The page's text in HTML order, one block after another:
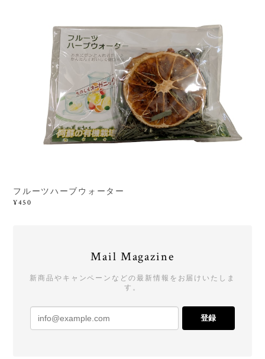
フルーツハーブウォーター
¥450
Mail Magazine
新商品やキャンペーンなどの最新情報をお届けいたしま
す。
登録